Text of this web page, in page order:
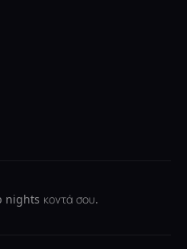
nights κοντά σου.